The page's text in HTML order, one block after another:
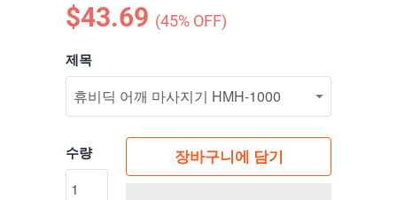
$43.69 (45% OFF)
제목
수량 장바구니에 담기